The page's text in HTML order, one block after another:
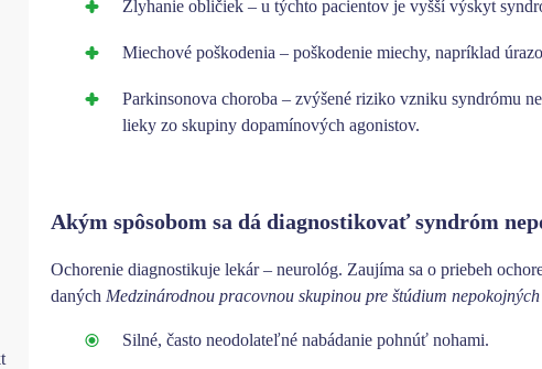
Zlyhanie obličiek – u týchto pacientov je vyšší výskyt
Miechové poškodenia – poškodenie miechy, napríklad
Parkinsonova choroba – zvýšené riziko vzniku syndrómu
lieky zo skupiny dopamínových agonistov.
Akým spôsobom sa dá diagnostikovať syndróm
Ochorenie diagnostikuje lekár – neurológ. Zaujíma sa o priebeh
daných Medzinárodnou pracovnou skupinou pre štúdium
Silné, často neodolateľné nabádanie pohnúť nohami.